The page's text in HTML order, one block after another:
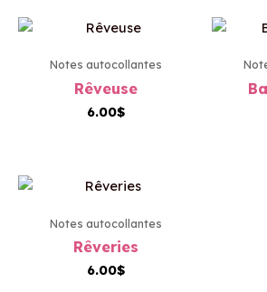
Notes autocollantes
Rêveuse
6.00$
Notes autocollantes
Rêveries
6.00$